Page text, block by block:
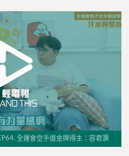
全運會空手道金牌得主：容君灝